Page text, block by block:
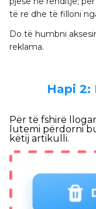
të re dhe të filloni
Do të humbni
reklama.
Hapi 2:
Për të fshirë
lutemi përdorni
këtij artikulli.